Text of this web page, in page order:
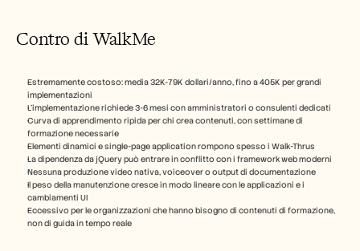
Contro di WalkMe
Estremamente costoso: media 32K-79K dollari/anno, fino a 405K per grandi
implementazioni
L'implementazione richiede 3-6 mesi con amministratori o consulenti dedicati
Curva di apprendimento ripida per chi crea contenuti, con settimane di
formazione necessarie
Elementi dinamici e single-page application rompono spesso i Walk-Thrus
La dipendenza da jQuery può entrare in conflitto con i framework web moderni
Nessuna produzione video nativa, voiceover o output di documentazione
Il peso della manutenzione cresce in modo lineare con le applicazioni e i
cambiamenti UI
Eccessivo per le organizzazioni che hanno bisogno di contenuti di formazione,
non di guida in tempo reale